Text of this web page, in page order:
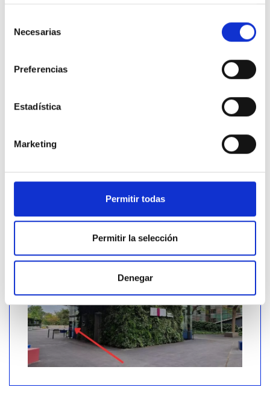
Necesarias
Preferencias
Estadística
Marketing
Permitir todas
Permitir la selección
Denegar
Acceso/Entrada
El último acceso es 1 hora antes del cierre de
Mirador Torre Glòries. El desalojo se iniciará 30
La entrada permite el acceso a Mirador Torre
La entrada debe conservarse durante toda la
validación inicial, no será posible salir de
Mirador Torre Glòries para volver a entrar.
El acceso al Mirador Torre Glòries se encuentra
en eledificio de cristalsituado al lado de la